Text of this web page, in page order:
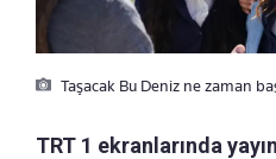
Taşacak Bu Deniz ne zaman
TRT 1 ekranlarında